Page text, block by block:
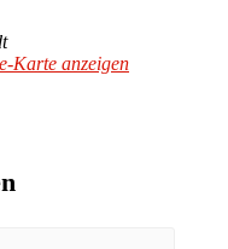
Karte anzeigen